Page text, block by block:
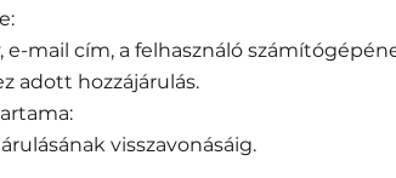
e-mail cím, a felhasználó
adott hozzájárulás.
visszavonásáig.